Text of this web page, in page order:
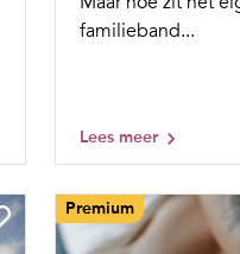
familieband...
Lees meer
Premium